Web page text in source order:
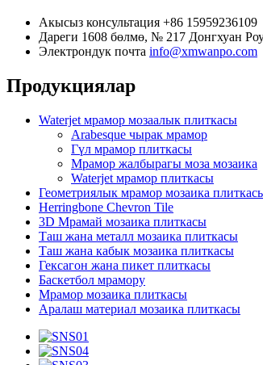
Акысыз консультация +86 15959236109
Дареги 1608 бөлмө, № 217 Донгхуан
Электрондук почта info@xmwanpo.com
Продукциялар
Waterjet мрамор мозаалык плиткасы
Arabesque чырак мрамор
Гүл мрамор плиткасы
Мрамор жалбырагы моза мозаика
Waterjet мрамор плиткасы
Геометриялык мрамор мозаика
Herringbone Chevron Tile
3D Мрамай мозаика плиткасы
Таш жана металл мозаика плиткасы
Таш жана кабык мозаика плиткасы
Гексагон жана пикет плиткасы
Баскетбол мрамору
Мрамор мозаика плиткасы
Аралаш материал мозаика плиткасы